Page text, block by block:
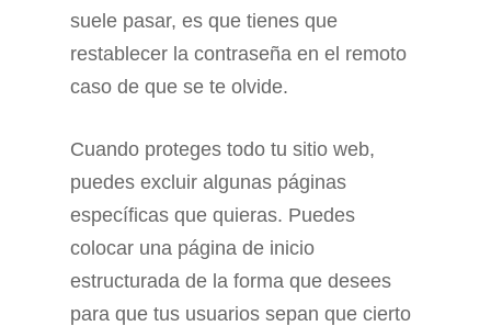
suele pasar, es que tienes que
restablecer la contraseña en el remoto
caso de que se te olvide.
Cuando proteges todo tu sitio web,
puedes excluir algunas páginas
específicas que quieras. Puedes
colocar una página de inicio
estructurada de la forma que desees
para que tus usuarios sepan que cierto